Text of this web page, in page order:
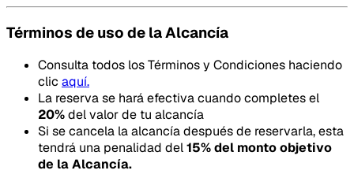
Términos de uso de la Alcancía
Consulta todos los Términos y Condiciones haciendo
clic aquí.
La reserva se hará efectiva cuando completes el
20%del valor de tu alcancía
Si se cancela la alcancía después de reservarla, esta
tendrá una penalidad del15% del monto objetivo
de la Alcancía.